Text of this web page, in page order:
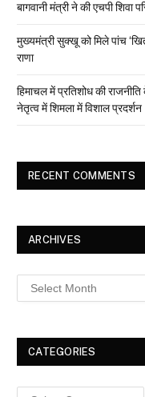
बागवानी मंत्री ने की एचपी शिवा
मुख्यमंत्री सुक्खू को मिले पांच
राणा
हिमाचल में प्रतिशोध की
नेतृत्व में शिमला में विशाल प्रदर्शन
RECENT COMMENTS
ARCHIVES
Archives
CATEGORIES
Categories